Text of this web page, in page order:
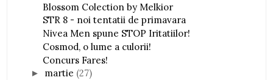
Blossom Colection by Melkior
STR 8 - noi tentatii de primavara
Nivea Men spune STOP Iritatiilor!
Cosmod, o lume a culorii!
Concurs Fares!
► martie (27)